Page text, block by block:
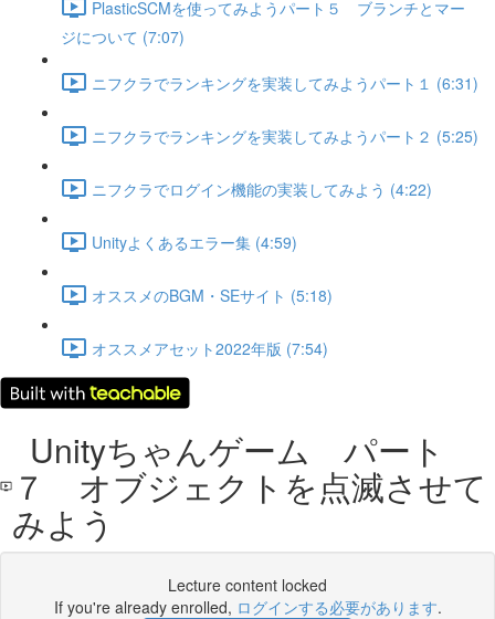
PlasticSCMを使ってみようパート５ ブランチとマー
ジについて (7:07)
ニフクラでランキングを実装してみようパート１ (6:31)
ニフクラでランキングを実装してみようパート２ (5:25)
ニフクラでログイン機能の実装してみよう (4:22)
Unityよくあるエラー集 (4:59)
オススメのBGM・SEサイト (5:18)
オススメアセット2022年版 (7:54)
Unityちゃんゲーム パート
７ オブジェクトを点滅させて
みよう
Lecture content locked
If you're already enrolled, ログインする必要があります.